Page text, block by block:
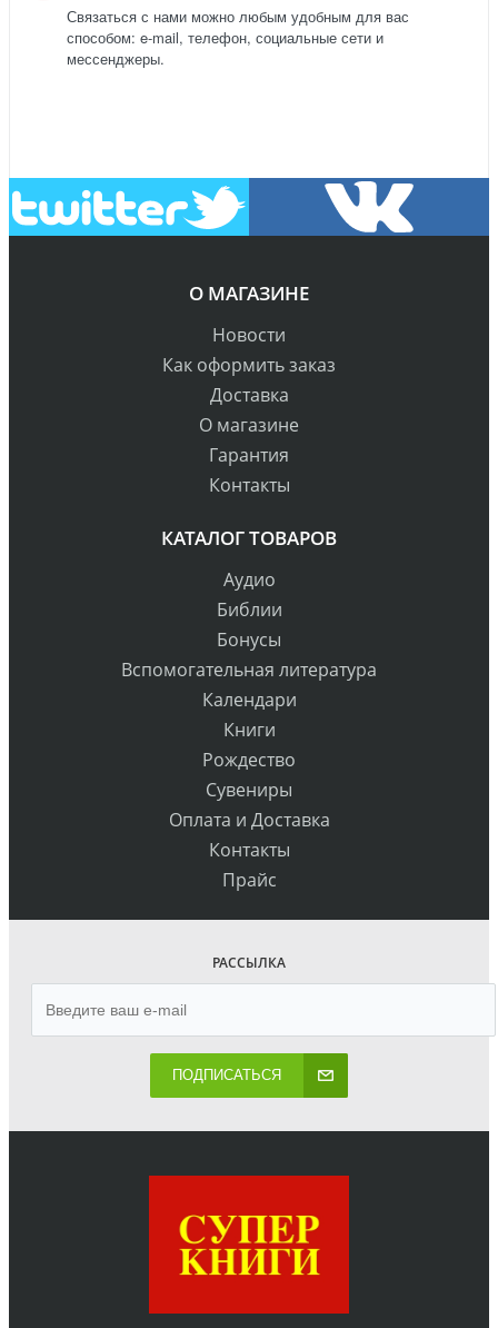
Связаться с нами можно любым удобным для вас
способом: e-mail, телефон, социальные сети и
мессенджеры.
О МАГАЗИНЕ
Новости
Как оформить заказ
Доставка
О магазине
Гарантия
Контакты
КАТАЛОГ ТОВАРОВ
Аудио
Библии
Бонусы
Вспомогательная литература
Календари
Книги
Рождество
Сувениры
Оплата и Доставка
Контакты
Прайс
РАССЫЛКА
ПОДПИСАТЬСЯ